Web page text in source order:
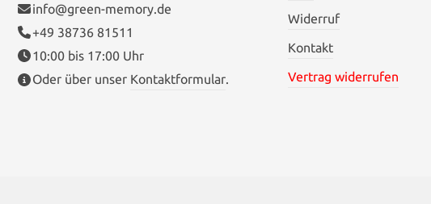
info@green-memory.de
+49 38736 81511
10:00 bis 17:00 Uhr
Oder über unser Kontaktformular.
Widerruf
Kontakt
Vertrag widerrufen